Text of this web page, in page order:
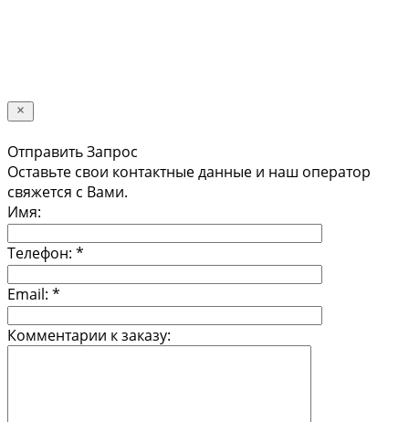
Отправить Запрос
Оставьте свои контактные данные и наш оператор
свяжется с Вами.
Имя:
Телефон: *
Email: *
Комментарии к заказу: